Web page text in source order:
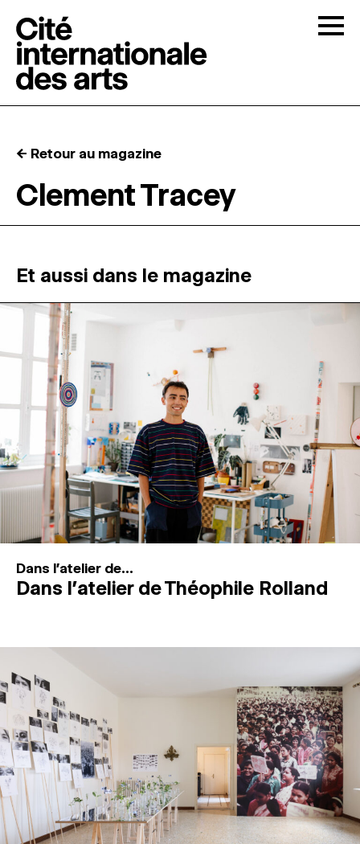
RÉSIDENCES ↓
ATELIERS OUVERTS
PROGRAMMATION
MAGAZINE
ESPACES DE PRATIQUE ARTISTIQUE ↓
Recherche
Connexion
← Retour au magazine
Clement Tracey
Et aussi dans le magazine
Dans l'atelier de...
Dans l’atelier de Théophile Rolland